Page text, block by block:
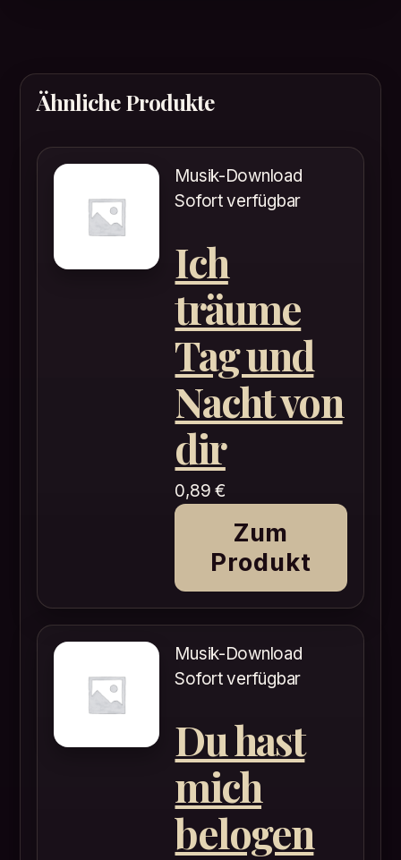
Ähnliche Produkte
Musik-Download
Sofort verfügbar
Ich
träume
Tag und
Nacht von
dir
0,89€
Zum
Produkt
Musik-Download
Sofort verfügbar
Du hast
mich
belogen